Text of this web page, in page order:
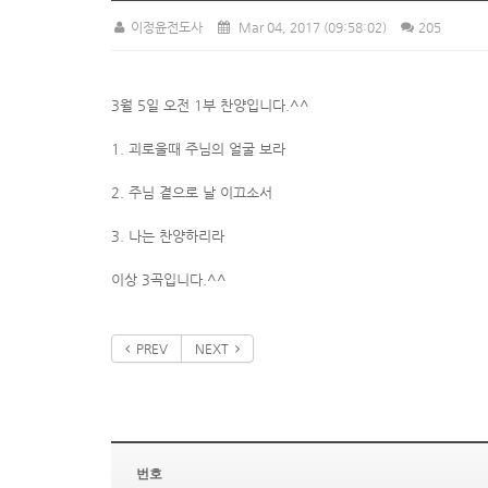
이정윤전도사 Mar 04, 2017 (09:58:02) 205
3월 5일 오전 1부 찬양입니다.^^
1. 괴로울때 주님의 얼굴 보라
2. 주님 곁으로 날 이끄소서
3. 나는 찬양하리라
이상 3곡입니다.^^
PREV NEXT
번호